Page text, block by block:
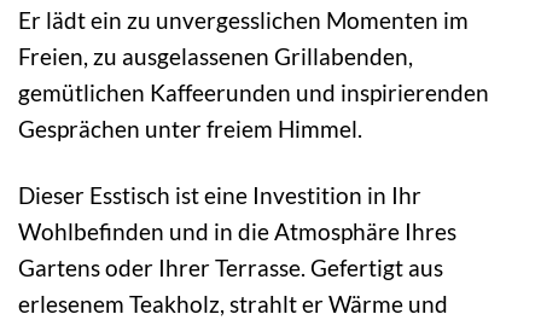
Er lädt ein zu unvergesslichen Momenten im
Freien, zu ausgelassenen Grillabenden,
gemütlichen Kaffeerunden und inspirierenden
Gesprächen unter freiem Himmel.
Dieser Esstisch ist eine Investition in Ihr
Wohlbefinden und in die Atmosphäre Ihres
Gartens oder Ihrer Terrasse. Gefertigt aus
erlesenem Teakholz, strahlt er Wärme und